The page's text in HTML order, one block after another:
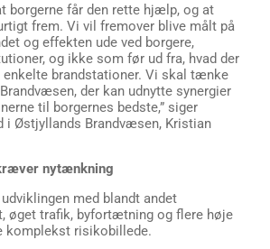
borgerne får den rette hjælp, og at
frem. Vi vil fremover blive målt på
og effekten ude ved borgere,
og ikke som før ud fra, hvad der
enkelte brandstationer. Vi skal tænke
der kan udnytte synergier
til borgernes bedste,” siger
i Østjyllands Brandvæsen, Kristian
nytænkning
med blandt andet
øget trafik, byfortætning og flere høje
komplekst risikobillede.